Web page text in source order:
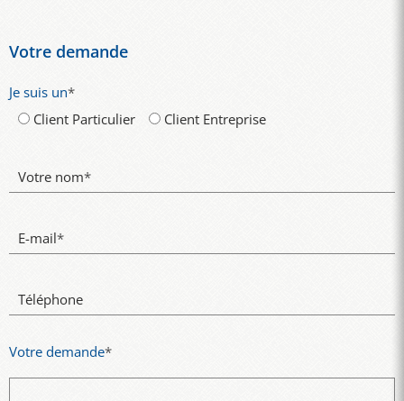
Votre demande
Je suis un*
Client Particulier
Client Entreprise
Votre nom*
E-mail*
Téléphone
Votre demande*